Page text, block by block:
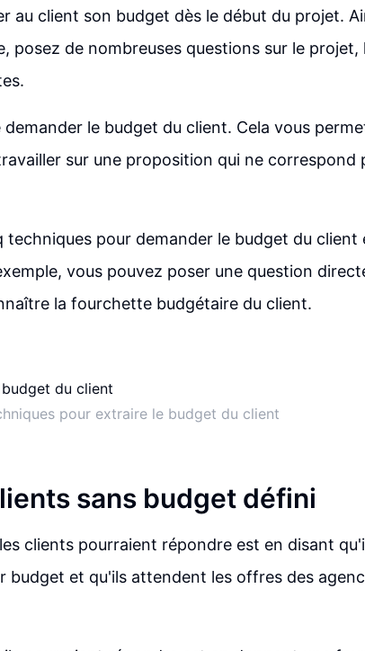
au client son budget dès le début du projet.
posez de nombreuses questions sur le projet,
le budget du client. Cela vous
sur une proposition qui ne correspond
techniques pour demander le budget du
vous pouvez poser une question
la fourchette budgétaire du client.
pour extraire le budget du client
sans budget défini
clients pourraient répondre est en disant
budget et qu'ils attendent les offres des